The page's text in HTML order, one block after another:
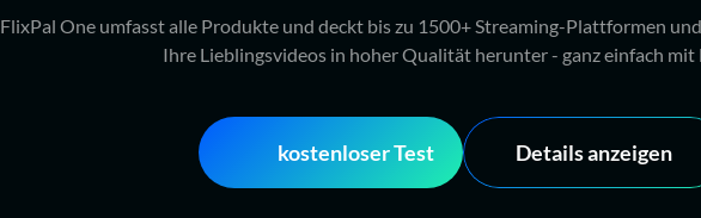
FlixPal One umfasst alle Produkte und deckt bis zu 1500+ Streaming-Plattformen
Ihre Lieblingsvideos in hoher Qualität herunter - ganz einfach mit
kostenloser Test Details anzeigen